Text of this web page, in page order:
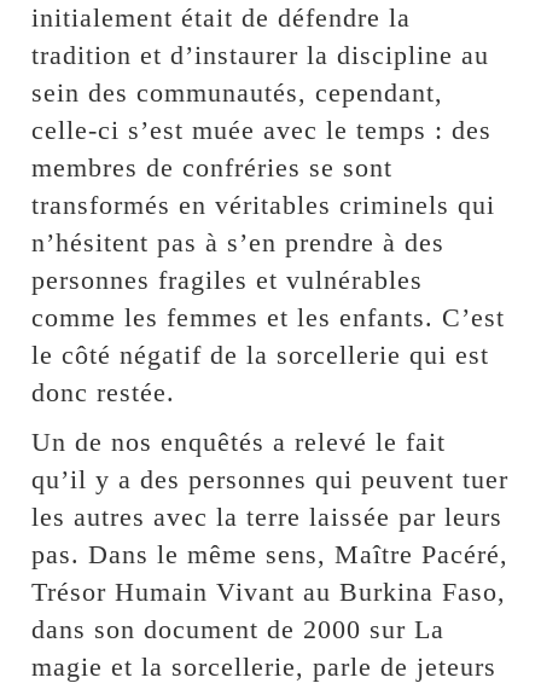
initialement était de défendre la
tradition et d’instaurer la discipline au
sein des communautés, cependant,
celle-ci s’est muée avec le temps : des
membres de confréries se sont
transformés en véritables criminels qui
n’hésitent pas à s’en prendre à des
personnes fragiles et vulnérables
comme les femmes et les enfants. C’est
le côté négatif de la sorcellerie qui est
donc restée.
Un de nos enquêtés a relevé le fait
qu’il y a des personnes qui peuvent tuer
les autres avec la terre laissée par leurs
pas. Dans le même sens, Maître Pacéré,
Trésor Humain Vivant au Burkina Faso,
dans son document de 2000 sur La
magie et la sorcellerie, parle de jeteurs